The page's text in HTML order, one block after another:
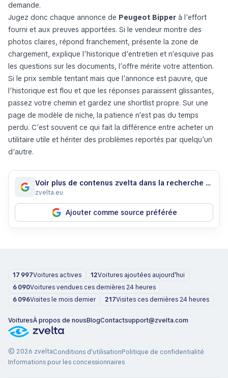
demande.
Jugez donc chaque annonce de Peugeot Bipper à l’effort
fourni et aux preuves apportées. Si le vendeur montre des
photos claires, répond franchement, présente la zone de
chargement, explique l’historique d’entretien et n’esquive pas
les questions sur les documents, l’offre mérite votre attention.
Si le prix semble tentant mais que l’annonce est pauvre, que
l’historique est flou et que les réponses paraissent glissantes,
passez votre chemin et gardez une shortlist propre. Sur une
page de modèle de niche, la patience n’est pas du temps
perdu. C’est souvent ce qui fait la différence entre acheter un
utilitaire utile et hériter des problèmes reportés par quelqu’un
d’autre.
Voir plus de contenus zvelta dans la recherche Google
zvelta.eu
Ajouter comme source préférée
17 997Voitures actives 12Voitures ajoutées aujourd'hui
6 090Voitures vendues ces dernières 24 heures
6 096Visites le mois dernier 217Visites ces dernières 24 heures
VoituresÀ propos de nousBlogContactsupport@zvelta.com
© 2026 zveltaConditions d'utilisationPolitique de confidentialité
Informations pour les concessionnaires